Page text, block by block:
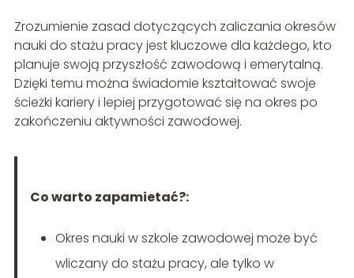
Zrozumienie zasad dotyczących zaliczania okresów
nauki do stażu pracy jest kluczowe dla każdego, kto
planuje swoją przyszłość zawodową i emerytalną.
Dzięki temu można świadomie kształtować swoje
ścieżki kariery i lepiej przygotować się na okres po
zakończeniu aktywności zawodowej.
Co warto zapamietać?:
Okres nauki w szkole zawodowej może być
wliczany do stażu pracy, ale tylko w